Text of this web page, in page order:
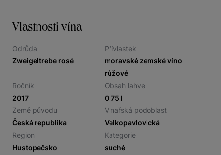
Vlastnosti vína
Odrůda
Zweigeltrebe rosé
Přívlastek
moravské zemské víno
růžové
Ročník
2017
Obsah lahve
0,75 l
Země původu
Česká republika
Vinařská podoblast
Velkopavlovická
Region
Hustopečsko
Kategorie
suché